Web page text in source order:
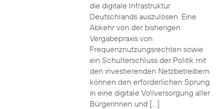
die digitale Infrastruktur
Deutschlands auszulösen. Eine
Abkehr von der bisherigen
Vergabepraxis von
Frequenznutzungsrechten sowie
ein Schulterschluss der Politik mit
den investierenden Netzbetreibern
können den erforderlichen Sprung
in eine digitale Vollversorgung aller
Bürgerinnen und […]